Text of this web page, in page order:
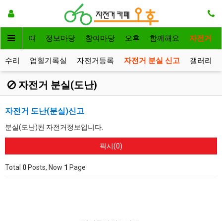
전거대여 정보마당 참여마당 오후 함께해요 자전거
수리 업힐기록실 자전거등록 자전거 분실 신고 갤러리
자전거 분실(도난)
자전거 도난(분실)신고
분실(도난)된 자전거정보입니다.
픽시(0)
Total 0 Posts, Now 1 Page